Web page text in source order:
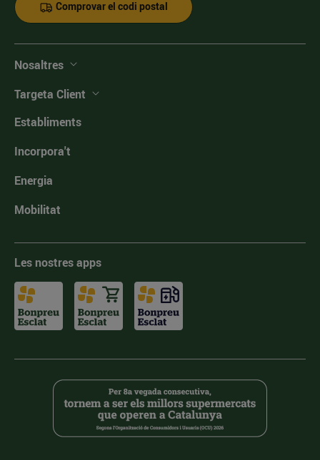
Comprovar el codi postal
Nosaltres
Targeta Client
Establiments
Incorpora't
Energia
Mobilitat
Les nostres apps